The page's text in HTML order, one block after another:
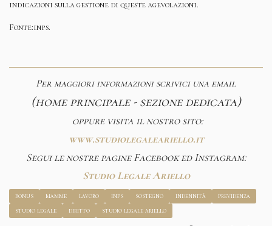
indicazioni sulla gestione di queste agevolazioni.
Fonte:inps.
Per maggiori informazioni scrivici una email
(home principale - sezione dedicata)
oppure visita il nostro sito:
www.studiolegaleariello.it
Segui le nostre pagine Facebook ed Instagram:
Studio Legale Ariello
bonus mamme lavoro inps sostegno indennità
previdenza
studio legale
diritto studio legale ariello